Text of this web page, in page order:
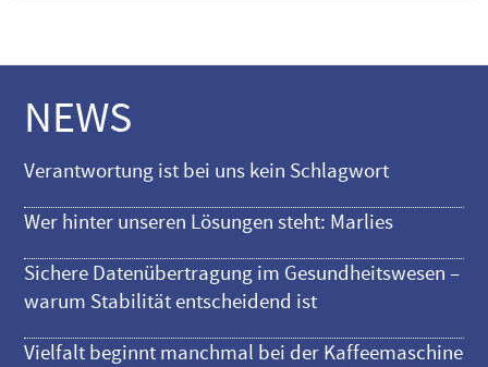
NEWS
Verantwortung ist bei uns kein Schlagwort
Wer hinter unseren Lösungen steht: Marlies
Sichere Datenübertragung im Gesundheitswesen –
warum Stabilität entscheidend ist
Vielfalt beginnt manchmal bei der Kaffeemaschine